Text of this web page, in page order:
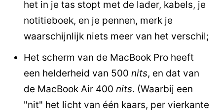
het in je tas stopt met de lader, kabels, je
notitieboek, en je pennen, merk je
waarschijnlijk niets meer van het verschil;
Het scherm van de MacBook Pro heeft
een helderheid van 500 nits, en dat van
de MacBook Air 400 nits. (Waarbij een
"nit" het licht van één kaars, per vierkante